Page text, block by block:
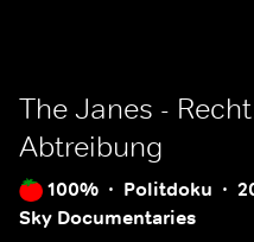
The Janes -
Abtreibung
100% Politdoku
Sky Documentaries